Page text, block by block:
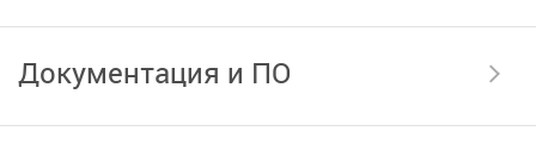
Документация и ПО